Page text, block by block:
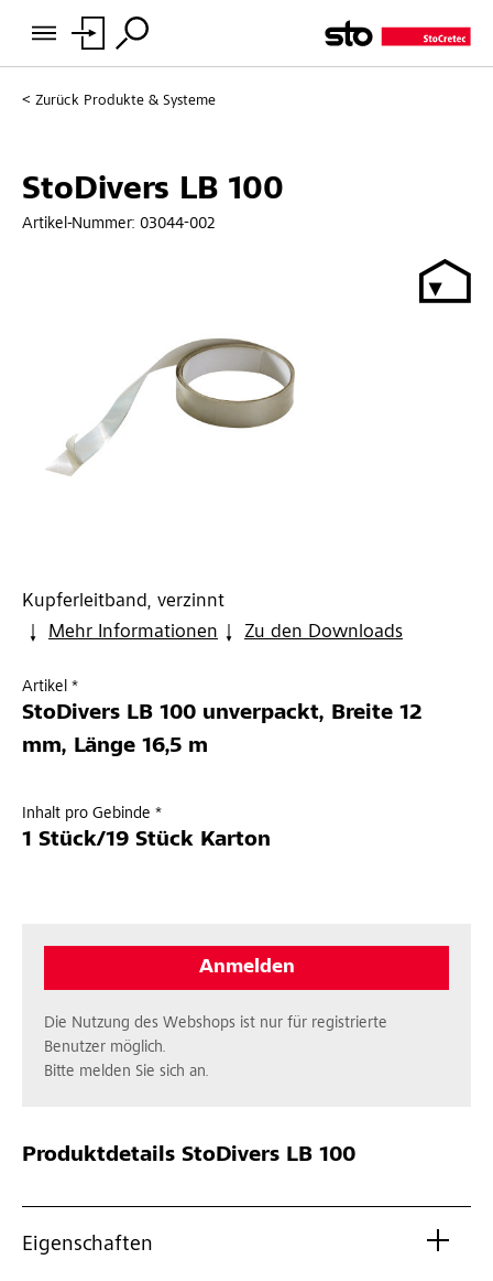
Zurück Produkte & Systeme
StoDivers LB 100
Artikel-Nummer: 03044-002
Kupferleitband, verzinnt
Mehr Informationen
Zu den Downloads
Artikel *
StoDivers LB 100 unverpackt, Breite 12
mm, Länge 16,5 m
Inhalt pro Gebinde *
1 Stück/19 Stück Karton
Anmelden
Die Nutzung des Webshops ist nur für registrierte
Benutzer möglich.
Bitte melden Sie sich an.
Produktdetails StoDivers LB 100
Eigenschaften